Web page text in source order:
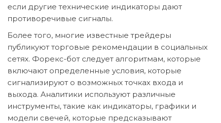
если другие технические индикаторы дают
противоречивые сигналы.
Более того, многие известные трейдеры
публикуют торговые рекомендации в социальных
сетях. Форекс-бот следует алгоритмам, которые
включают определенные условия, которые
сигнализируют о возможных точках входа и
выхода. Аналитики используют различные
инструменты, такие как индикаторы, графики и
модели свечей, которые предсказывают